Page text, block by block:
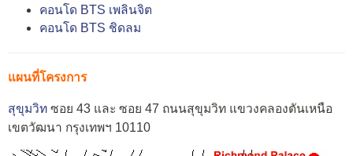
คอนโด BTS เพลินจิต
คอนโด BTS ชิดลม
แผนที่โครงการ
สุขุมวิท ซอย 43 และ ซอย 47 ถนนสุขุมวิท แขวงคลองตันเหนือ
เขตวัฒนา กรุงเทพฯ 10110